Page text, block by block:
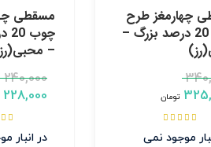
چهارمغز طرح
چوب 20 درصد بزرگ –
تومان





موجود نمی
مسقطی
–
240,000
228,000


در انبار